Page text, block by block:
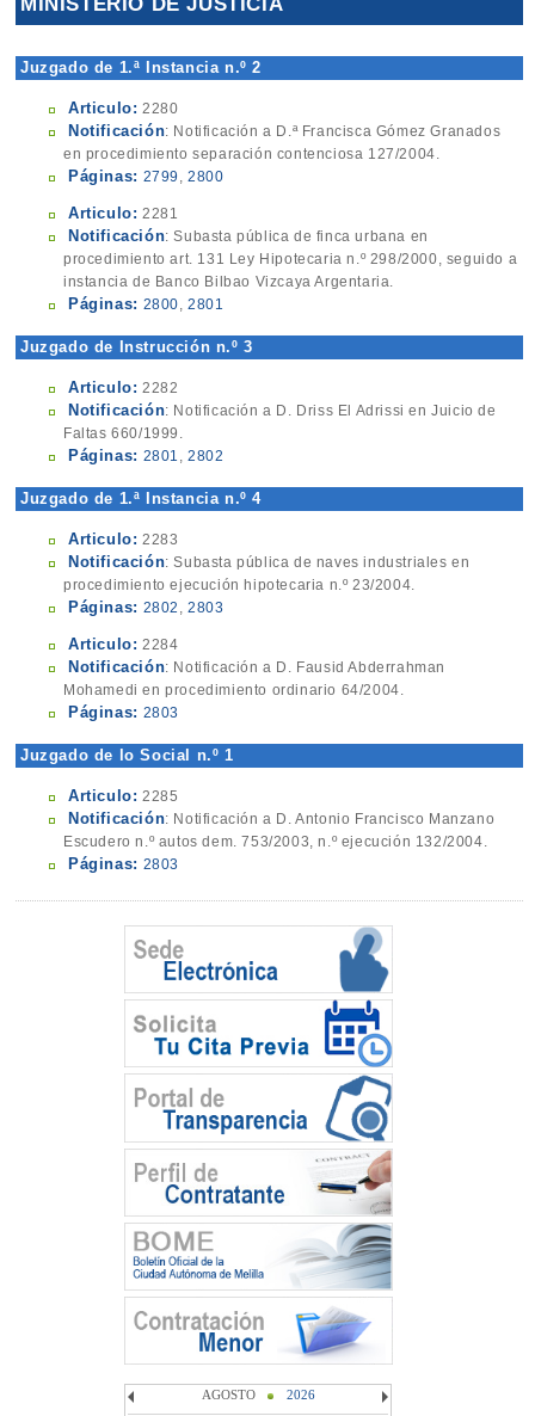
Juzgado de 1.ª Instancia n.º 2
Articulo: 2280
Notificación: Notificación a D.ª Francisca Gómez Granados
en procedimiento separación contenciosa 127/2004.
Páginas: 2799 ,2800
Articulo: 2281
Notificación: Subasta pública de finca urbana en
procedimiento art. 131 Ley Hipotecaria n.º 298/2000, seguido a
instancia de Banco Bilbao Vizcaya Argentaria.
Páginas: 2800,2801
Juzgado de Instrucción n.º 3
Articulo: 2282
Notificación: Notificación a D. Driss El Adrissi en Juicio de
Faltas 660/1999.
Páginas: 2801 ,2802
Juzgado de 1.ª Instancia n.º 4
Articulo: 2283
Notificación: Subasta pública de naves industriales en
procedimiento ejecución hipotecaria n.º 23/2004.
Páginas: 2802 ,2803
Articulo: 2284
Notificación: Notificación a D. Fausid Abderrahman
Mohamedi en procedimiento ordinario 64/2004.
Páginas: 2803
Juzgado de lo Social n.º 1
Articulo: 2285
Notificación: Notificación a D. Antonio Francisco Manzano
Escudero n.º autos dem. 753/2003, n.º ejecución 132/2004.
Páginas: 2803
AGOSTO 2026